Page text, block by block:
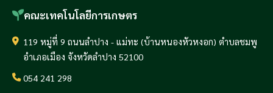
คณะเทคโนโลยีการเกษตร
119 หมู่ที่ 9 ถนนลำปาง - แม่ทะ (บ้านหนองหัวหงอก) ตำบลชมพู
อำเภอเมือง จังหวัดลำปาง 52100
054 241 298